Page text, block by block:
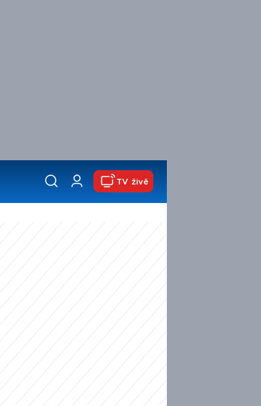
TV živě